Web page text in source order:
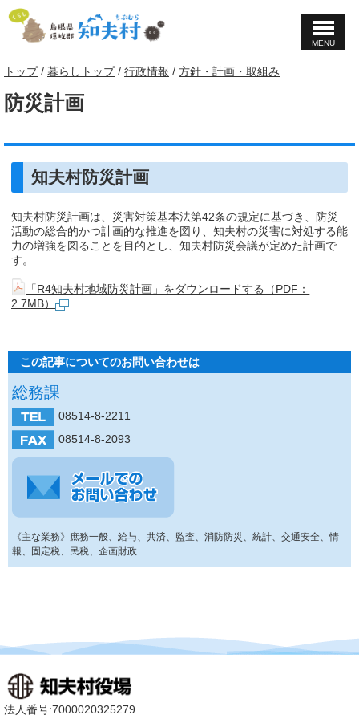
このページの本文へ
MENU
現
の
位
トップ/ 暮らしトップ/ 行政情報 / 方針・計画・取組み
防災計画
知夫村防災計画
知夫村防災計画は、災害対策基本法第42条の規定に基づき、防災
活動の総合的かつ計画的な推進を図り、知夫村の災害に対処する能
力の増強を図ることを目的とし、知夫村防災会議が定めた計画で
す。
「R4知夫村地域防災計画」をダウンロードする（PDF：
2.7MB）
この記事についてのお問い合わせは
総務課
08514-8-2211
08514-8-2093
《主な業務》庶務一般、給与、共済、監査、消防防災、統計、交通安全、情
報、固定税、民税、企画財政
法人番号:7000020325279